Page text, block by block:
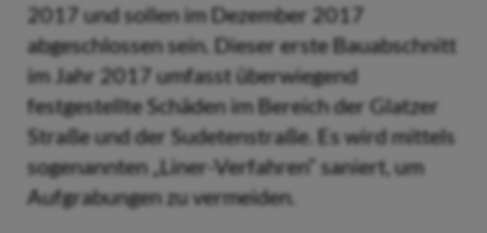
2017 und sollen im Dezember 2017
abgeschlossen sein. Dieser erste Bauabschnitt
im Jahr 2017 umfasst überwiegend
festgestellte Schäden im Bereich der Glatzer
Straße und der Sudetenstraße. Es wird mittels
sogenannten „Liner-Verfahren“ saniert, um
Aufgrabungen zu vermeiden.